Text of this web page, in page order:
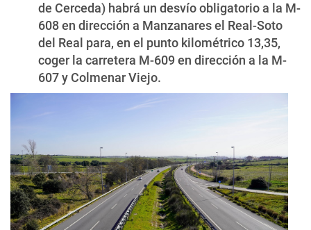
de Cerceda) habrá un desvío obligatorio a la M-
608 en dirección a Manzanares el Real-Soto
del Real para, en el punto kilométrico 13,35,
coger la carretera M-609 en dirección a la M-
607 y Colmenar Viejo.